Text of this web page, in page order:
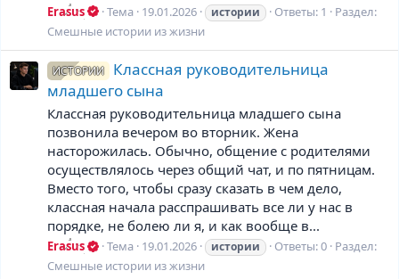
Erasus Тема 19.01.2026 истории Ответы: 1
Раздел:
Смешные истории из жизни
ИСТОРИИ
Классная руководительница
младшего сына
Классная руководительница младшего сына
позвонила вечером во вторник. Жена
насторожилась. Обычно, общение с родителями
осуществлялось через общий чат, и по пятницам.
Вместо того, чтобы сразу сказать в чем дело,
классная начала расспрашивать все ли у нас в
порядке, не болею ли я, и как вообще в...
Erasus Тема 19.01.2026 истории Ответы: 0 Раздел:
Смешные истории из жизни